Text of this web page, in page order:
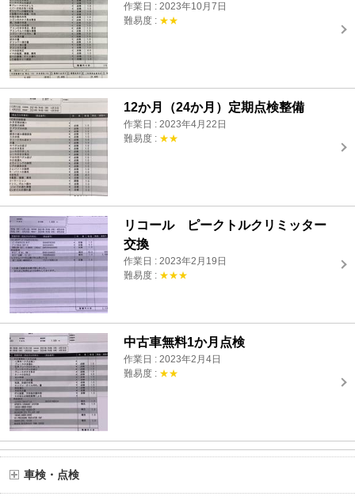
作業日 : 2023年10月7日
難易度 : ★★
12か月（24か月）定期点検整備
作業日 : 2023年4月22日
難易度 : ★★
リコール ピークトルクリミッター
交換
作業日 : 2023年2月19日
難易度 : ★★★
中古車無料1か月点検
作業日 : 2023年2月4日
難易度 : ★★
車検・点検